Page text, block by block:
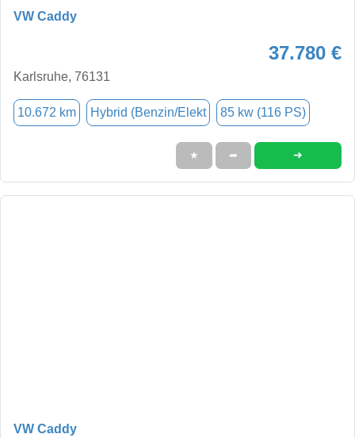
VW Caddy
37.780 €
Karlsruhe, 76131
10.672 km Hybrid (Benzin/Elekt 85 kw (116 PS)
★ ➦ ➜
VW Caddy